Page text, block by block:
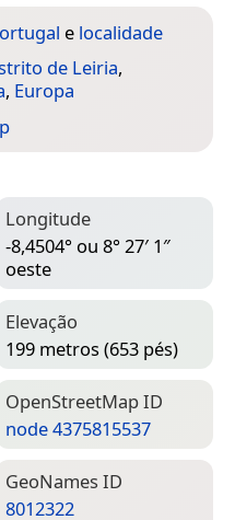
e localidade
de Leiria,
, Europa
Longitude
-8,4504° ou 8° 27′ 1″
oeste
Elevação
199 metros (653 pés)
Open­Street­Map ID
node 4375815537
Geo­Names ID
8012322